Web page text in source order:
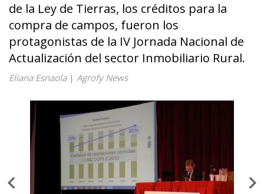
de la Ley de Tierras, los créditos para la
compra de campos, fueron los
protagonistas de la IV Jornada Nacional de
Actualización del sector Inmobiliario Rural.
Eliana Esnaola| Agrofy News